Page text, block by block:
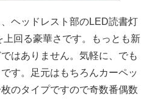
ヘッドレスト部のLED読書灯
回る豪華さです。もっとも新
はありません。気軽に、でも
す。足元はもちろんカーペッ
のタイプですので奇数番偶数